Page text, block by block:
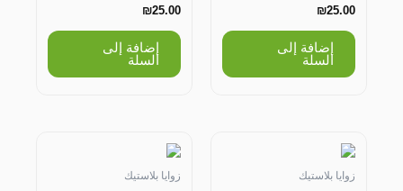
₪25.00
إضافة إلى
السلة
₪25.00
إضافة إلى
السلة
زوايا بلاستيك زوايا بلاستيك